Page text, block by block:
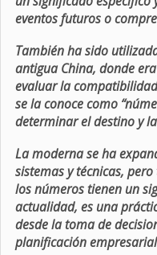
eventos futuros o
También ha sido
antigua China, donde
evaluar la
se la conoce como
determinar el destino y
La moderna se ha
sistemas y técnicas,
los números tienen un
actualidad, es una
desde la toma de
planificación